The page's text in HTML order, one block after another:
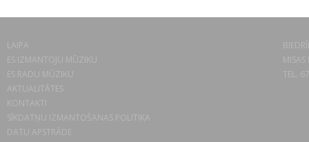
LAIPA
ES IZMANTOJU MŪZIKU
ES RADU MŪZIKU
AKTUALITĀTES
KONTAKTI
SĪKDATŅU IZMANTOŠANAS POLITIKA
DATU APSTRĀDE
TEL.